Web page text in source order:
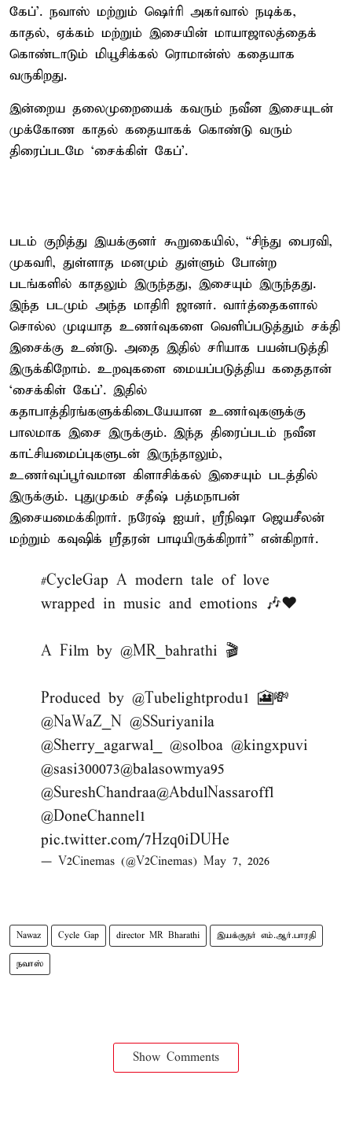
கேப்’. நவாஸ் மற்றும் ஷெர்ரி அகர்வால் நடிக்க,
காதல், ஏக்கம் மற்றும் இசையின் மாயாஜாலத்தைக்
கொண்டாடும் மியூசிக்கல் ரொமான்ஸ் கதையாக
வருகிறது.
இன்றைய தலைமுறையைக் கவரும் நவீன இசையுடன்
முக்கோண காதல் கதையாகக் கொண்டு வரும்
திரைப்படமே ‘சைக்கிள் கேப்’.
படம் குறித்து இயக்குனர் கூறுகையில், “சிந்து பைரவி,
முகவரி, துள்ளாத மனமும் துள்ளும் போன்ற
படங்களில் காதலும் இருந்தது, இசையும் இருந்தது.
இந்த படமும் அந்த மாதிரி ஜானர். வார்த்தைகளால்
சொல்ல முடியாத உணர்வுகளை வெளிப்படுத்தும் சக்தி
இசைக்கு உண்டு. அதை இதில் சரியாக பயன்படுத்தி
இருக்கிறோம். உறவுகளை மையப்படுத்திய கதைதான்
‘சைக்கிள் கேப்’. இதில்
கதாபாத்திரங்களுக்கிடையேயான உணர்வுகளுக்கு
பாலமாக இசை இருக்கும். இந்த திரைப்படம் நவீன
காட்சியமைப்புகளுடன் இருந்தாலும்,
உணர்வுப்பூர்வமான கிளாசிக்கல் இசையும் படத்தில்
இருக்கும். புதுமுகம் சதீஷ் பத்மநாபன்
இசையமைக்கிறார். நரேஷ் ஐயர், ஸ்ரீநிஷா ஜெயசீலன்
மற்றும் கவுஷிக் ஸ்ரீதரன் பாடியிருக்கிறார்” என்கிறார்.
#CycleGap A modern tale of love
wrapped in music and emotions 🎶❤️
A Film by @MR_bahrathi 🎬
Produced by @Tubelightprodu1 🎦💸
@NaWaZ_N @SSuriyanila
@Sherry_agarwal_
@solboa @kingxpuvi
@sasi300073@balasowmya95
@SureshChandraa@AbdulNassaroffl
@DoneChannel1
pic.twitter.com/7Hzq0iDUHe
— V2Cinemas (@V2Cinemas) May 7, 2026
Nawaz Cycle Gap director MR Bharathi இயக்குநர் எம்.ஆர்.பாரதி
நவாஸ்
Show Comments